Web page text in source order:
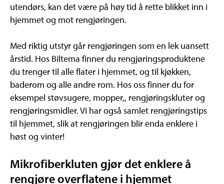
utendørs, kan det være på høy tid å rette blikket inn i
hjemmet og mot rengjøringen.
Med riktig utstyr går rengjøringen som en lek uansett
årstid. Hos Biltema finner du rengjøringsproduktene
du trenger til alle flater i hjemmet, og til kjøkken,
baderom og alle andre rom. Hos oss finner du for
eksempel støvsugere, mopper,, rengjøringskluter og
rengjøringsmidler. Vi har også samlet rengjøringstips
til hjemmet, slik at rengjøringen blir enda enklere i
høst og vinter!
Mikrofiberkluten gjør det enklere å
rengjøre overflatene i hjemmet